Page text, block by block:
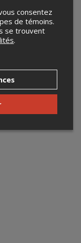
consentez
de témoins.
se trouvent
.